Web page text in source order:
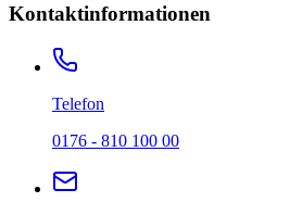
Kontaktinformationen
Telefon
0176 - 810 100 00